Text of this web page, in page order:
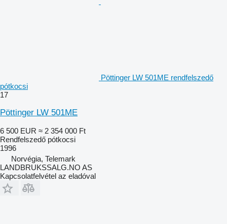
Pöttinger LW 501ME rendfelszedő
pótkocsi
17
Pöttinger LW 501ME
6 500 EUR ≈ 2 354 000 Ft
Rendfelszedő pótkocsi
1996
Norvégia, Telemark
LANDBRUKSSALG.NO AS
Kapcsolatfelvétel az eladóval